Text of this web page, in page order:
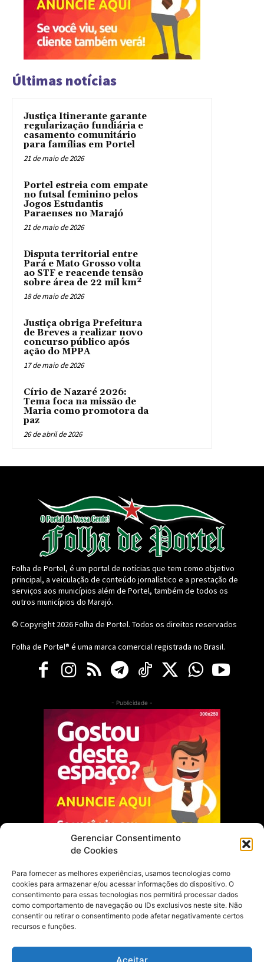
Gerenciar Consentimento
de Cookies
Para fornecer as melhores experiências, usamos tecnologias como
cookies para armazenar e/ou acessar informações do dispositivo. O
consentimento para essas tecnologias nos permitirá processar dados
como comportamento de navegação ou IDs exclusivos neste site. Não
consentir ou retirar o consentimento pode afetar negativamente certos
recursos e funções.
Aceitar
Últimas notícias
Justiça Itinerante garante
regularização fundiária e
casamento comunitário
para famílias em Portel
21 de maio de 2026
Portel estreia com empate
no futsal feminino pelos
Jogos Estudantis
Paraenses no Marajó
21 de maio de 2026
Disputa territorial entre
Pará e Mato Grosso volta
ao STF e reacende tensão
sobre área de 22 mil km²
18 de maio de 2026
Justiça obriga Prefeitura
de Breves a realizar novo
concurso público após
ação do MPPA
17 de maio de 2026
Círio de Nazaré 2026:
Tema foca na missão de
Maria como promotora da
paz
26 de abril de 2026
Folha de Portel, é um portal de notícias que tem como objetivo
principal, a veiculação de conteúdo jornalístico e a prestação de
serviços aos municípios além de Portel, também de todos os
outros municípios do Marajó.
© Copyright 2026Folha de Portel. Todos os direitos reservados
Folha de Portel® é uma marca comercial registrada no Brasil.
- Publicidade -
Escolha do Editor
Justiça Itinerante garante regularização
fundiária e casamento comunitário para
famílias em Portel
21 de maio de 2026